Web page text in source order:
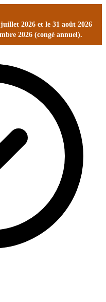
2026 et le 31 août 2026
2026 (congé annuel).